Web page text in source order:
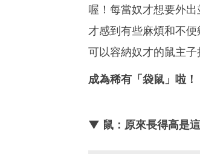
喔！每當奴才想要外
才感到有些麻煩和不
可以容納奴才的鼠主子
成為稀有「袋鼠」啦！
▼ 鼠：原來長得高是